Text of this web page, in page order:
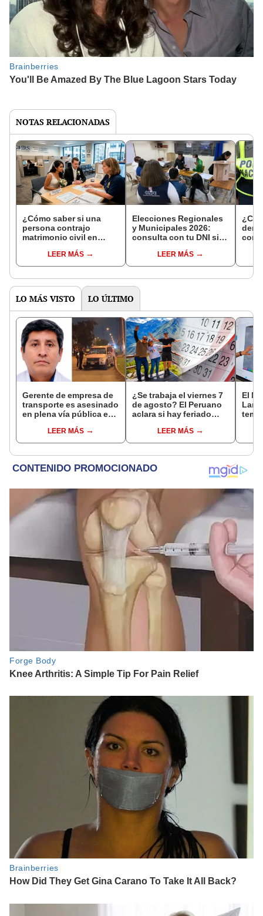
NOTAS RELACIONADAS
¿Cómo saber si una
persona contrajo
matrimonio civil en
LEER MÁS
Elecciones Regionales
y Municipales 2026:
consulta con tu DNI si
de mesa para este 4 de
octubre en el link oficial
LEER MÁS
con
LO MÁS VISTO LO ÚLTIMO
Gerente de empresa de
transporte es asesinado
en plena vía pública en
sobrevivió al ataque
LEER MÁS
¿Se trabaja el viernes 7
de agosto? El Peruano
aclara si hay feriado
del 6 de agosto
LEER MÁS
El
palta